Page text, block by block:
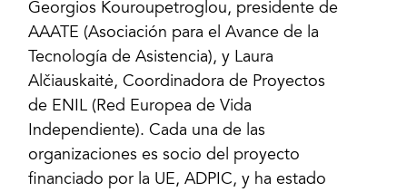
Georgios Kouroupetroglou, presidente de
AAATE (Asociación para el Avance de la
Tecnología de Asistencia), y Laura
Alčiauskaitė, Coordinadora de Proyectos
de ENIL (Red Europea de Vida
Independiente). Cada una de las
organizaciones es socio del proyecto
financiado por la UE, ADPIC, y ha estado